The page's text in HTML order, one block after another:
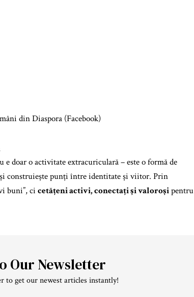
din Diaspora (Facebook)
e doar o activitate extracuriculară – este o formă de
și construiește punți între identitate și viitor. Prin
buni”, ci cetățeni activi, conectați și valoroșipentru
Our Newsletter
to get our newest articles instantly!